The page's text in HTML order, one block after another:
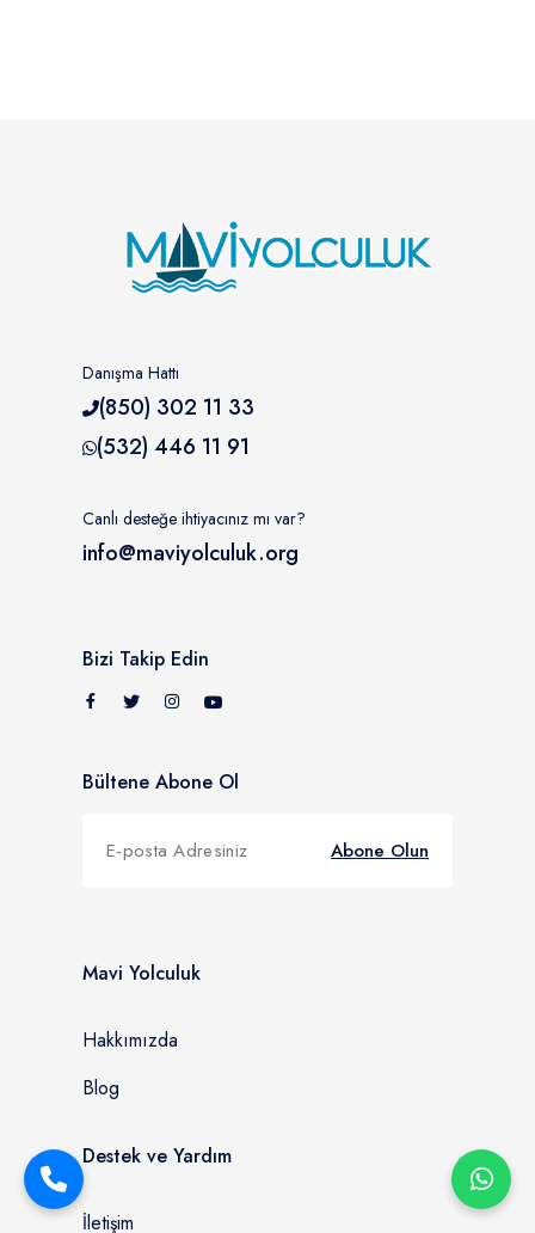
Danışma Hattı
(850) 302 11 33
(532) 446 11 91
Canlı desteğe ihtiyacınız mı var?
info@maviyolculuk.org
Bizi Takip Edin
Bültene Abone Ol
Abone Olun
Mavi Yolculuk
Hakkımızda
Blog
Destek ve Yardım
İletişim